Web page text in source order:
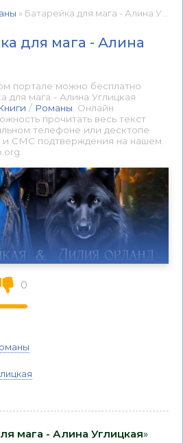
» Батарейка для мага - Алина Углицкая 📕 - Книга онлайн бесплатно
для мага - Алина
портале можно бесплатно
для мага - Алина Углицкая
/ Романы . Онлайн
прочитать весь текст
телефоне или десктопе
и СМС подтверждения на нашем
0
мага - Алина Углицкая»